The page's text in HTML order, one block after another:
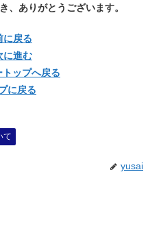
、ありがとうございます。
に戻る
に進む
トップへ戻る
に戻る
て
yusai